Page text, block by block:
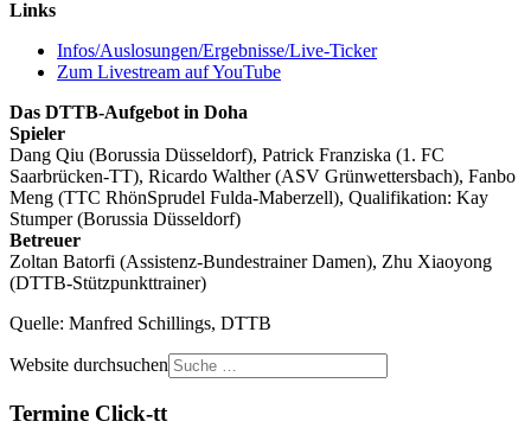
Links
Infos/Auslosungen/Ergebnisse/Live-Ticker
Zum Livestream auf YouTube
Das DTTB-Aufgebot in Doha
Spieler
Dang Qiu (Borussia Düsseldorf), Patrick Franziska (1. FC
Saarbrücken-TT), Ricardo Walther (ASV Grünwettersbach), Fanbo
Meng (TTC RhönSprudel Fulda-Maberzell), Qualifikation: Kay
Stumper (Borussia Düsseldorf)
Betreuer
Zoltan Batorfi (Assistenz-Bundestrainer Damen), Zhu Xiaoyong
(DTTB-Stützpunkttrainer)
Quelle: Manfred Schillings, DTTB
Website durchsuchen
Termine Click-tt